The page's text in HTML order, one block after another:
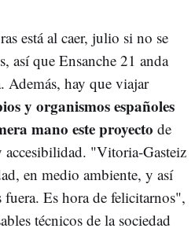
está al caer, julio si no se
así que Ensanche 21 anda
Además, hay que viajar
y organismos españoles
mano este proyecto de
accesibilidad. "Vitoria-Gasteiz
en medio ambiente, y así
Es hora de felicitarnos",
técnicos de la sociedad